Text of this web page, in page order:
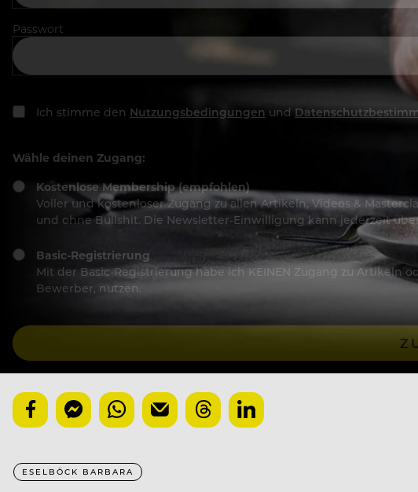
Passwort
Ich stimme den Nutzungsbedingungen und
Wähle deinen Zugang:
Kostenlose Membership (empfohlen)
Voller und kostenloser Zugang zu allen Artikeln, Videos &
und ohne Bullshit. Die Newsletter-Einwilligung kann jederzeit
Basic-Registrierung
Mit der Basic-Registrierung habe ich KEINEN Zugang zu Artikeln
Bewerber, nutzen.
ESELBÖCK BARBARA